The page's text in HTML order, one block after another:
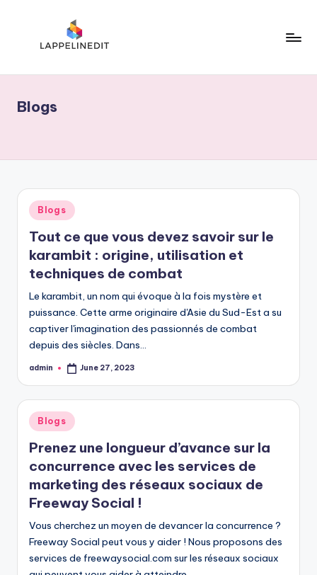
p
e
li
n
e
d
t
Blogs
Posted
in
Blogs
Tout ce que vous devez savoir sur le
karambit : origine, utilisation et
techniques de combat
Le karambit, un nom qui évoque à la fois mystère et
puissance. Cette arme originaire d'Asie du Sud-Est a su
captiver l'imagination des passionnés de combat
depuis des siècles. Dans…
Posted
admin June 27, 2023
Posted
in
Blogs
Prenez une longueur d’avance sur la
concurrence avec les services de
marketing des réseaux sociaux de
Freeway Social !
Vous cherchez un moyen de devancer la concurrence ?
Freeway Social peut vous y aider ! Nous proposons des
services de freewaysocial.com sur les réseaux sociaux